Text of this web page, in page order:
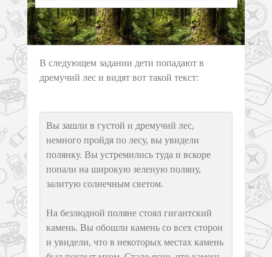
В следующем задании дети попадают в
дремучий лес и видят вот такой текст:
Вы зашли в густой и дремучий лес,
немного пройдя по лесу, вы увидели
полянку. Вы устремились туда и вскоре
попали на широкую зеленую поляну,
залитую солнечным светом.
На безлюдной поляне стоял гигантский
камень. Вы обошли камень со всех сторон
и увидели, что в некоторых местах камень